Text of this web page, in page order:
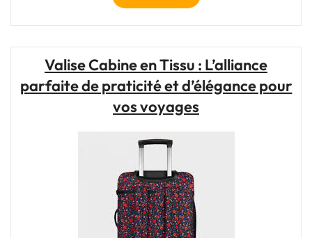
Guide
Ultime
pour
Voyager
:
Trouvez
Voyage
Idéal
!"
Valise Cabine en Tissu : L’alliance
parfaite de praticité et d’élégance pour
vos voyages